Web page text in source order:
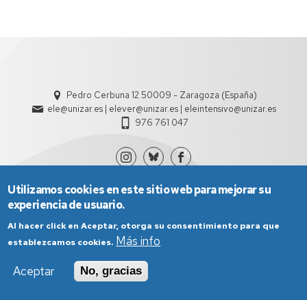
Pedro Cerbuna 12 50009 - Zaragoza (España)
ele@unizar.es | elever@unizar.es | eleintensivo@unizar.es
976 761 047
Aviso Legal
Condiciones generales de uso
Política de Privacidad
Utilizamos cookies en este sitio web para mejorar su
experiencia de usuario.
Al hacer click en Aceptar, otorga su consentimiento para que
establezcamos cookies. Más info
Aceptar
No, gracias